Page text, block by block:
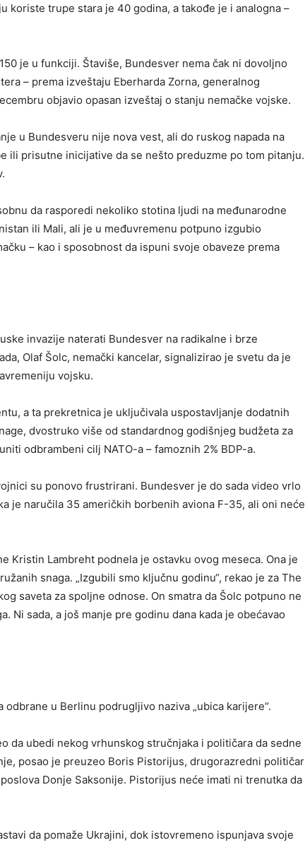
koriste trupe stara je 40 godina, a takođe je i analogna –
je u funkciji. Štaviše, Bundesver nema čak ni dovoljno
– prema izveštaju Eberharda Zorna, generalnog
objavio opasan izveštaj o stanju nemačke vojske.
u Bundesveru nije nova vest, ali do ruskog napada na
ili prisutne inicijative da se nešto preduzme po tom pitanju.
da rasporedi nekoliko stotina ljudi na međunarodne
ili Mali, ali je u međuvremenu potpuno izgubio
– kao i sposobnost da ispuni svoje obaveze prema
invazije naterati Bundesver na radikalne i brze
Olaf Šolc, nemački kancelar, signalizirao je svetu da je
vojsku.
a ta prekretnica je uključivala uspostavljanje dodatnih
dvostruko više od standardnog godišnjeg budžeta za
odbrambeni cilj NATO-a – famoznih 2% BDP-a.
su ponovo frustrirani. Bundesver je do sada video vrlo
je naručila 35 američkih borbenih aviona F-35, ali oni neće
Kristin Lambreht podnela je ostavku ovog meseca. Ona je
snaga. „Izgubili smo ključnu godinu“, rekao je za The
saveta za spoljne odnose. On smatra da Šolc potpuno ne
Ni sada, a još manje pre godinu dana kada je obećavao
odbrane u Berlinu podrugljivo naziva „ubica karijere“.
da ubedi nekog vrhunskog stručnjaka i političara da sedne
posao je preuzeo Boris Pistorijus, drugorazredni političar
Donje Saksonije. Pistorijus neće imati ni trenutka da
da pomaže Ukrajini, dok istovremeno ispunjava svoje